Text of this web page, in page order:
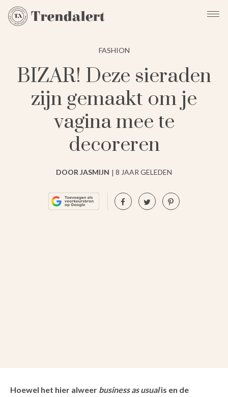
FASHION
BIZAR! Deze sieraden
zijn gemaakt om je
vagina mee te
decoreren
DOOR JASMIJN 8 JAAR GELEDEN
Hoewel het hier alweer business as usualis en de